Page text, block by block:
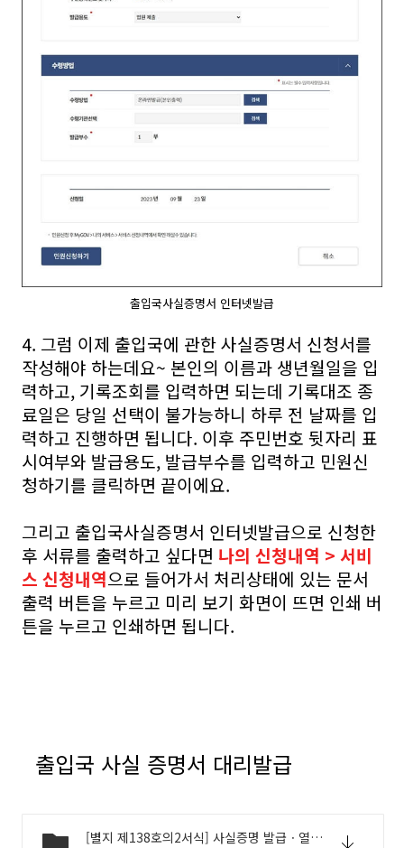
출입국사실증명서 인터넷발급
4. 그럼 이제 출입국에 관한 사실증명서 신청서를
작성해야 하는데요~ 본인의 이름과 생년월일을 입
력하고, 기록조회를 입력하면 되는데 기록대조 종
료일은 당일 선택이 불가능하니 하루 전 날짜를 입
력하고 진행하면 됩니다. 이후 주민번호 뒷자리 표
시여부와 발급용도, 발급부수를 입력하고 민원신
청하기를 클릭하면 끝이에요.
그리고 출입국사실증명서 인터넷발급으로 신청한
후 서류를 출력하고 싶다면 나의 신청내역 > 서비
스 신청내역으로 들어가서 처리상태에 있는 문서
출력 버튼을 누르고 미리 보기 화면이 뜨면 인쇄 버
튼을 누르고 인쇄하면 됩니다.
출입국 사실 증명서 대리발급
[별지 제138호의2서식] 사실증명 발급ㆍ열람 신청서 APPLICATION FOR ISSUANCE OF _ ACCESS TO CERTIFICATE OF FACT(출입국관리법 시행규칙).hwp